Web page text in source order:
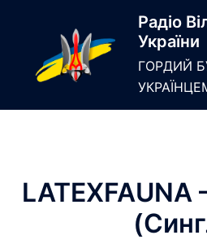
Радіо
України
ГОРДИЙ
LATEXFAUNA